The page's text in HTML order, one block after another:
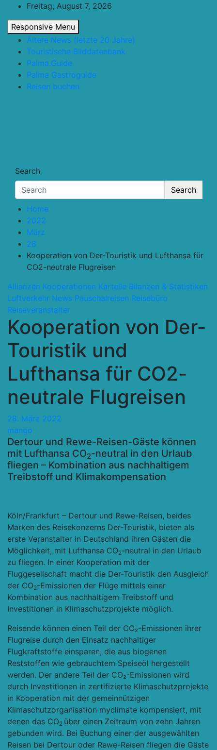
content
Freitag, August 7, 2026
Responsive Menu
Ältere News (letzte 20 Jahre)
Touristische Bilddatenbank
Palma.Guide
Palma Gastroguide
Reisen buchen
Search
Search
Home
2022
März
28
Kooperation von Der-Touristik und Lufthansa für
CO2-neutrale Flugreisen
Allianzen Kooperationen Kartelle Bilanzen & Statistiken
Luftverkehr News Pauschalreisen Reisebüro
Reiseveranstalter
Kooperation von Der-
Touristik und
Lufthansa für CO2-
neutrale Flugreisen
28. März 2022
mango
Dertour und Rewe-Reisen-Gäste können
mit Lufthansa CO2-neutral in den Urlaub
fliegen – Kombination aus nachhaltigem
Treibstoff und Klimakompensation
Köln/Frankfurt – Dertour und Rewe-Reisen, beides
Marken des Reisekonzerns Der-Touristik, bieten als
erste Veranstalter in Deutschland ihren Gästen die
Möglichkeit, mit Lufthansa CO2-neutral in den Urlaub
zu fliegen. In einer Kooperation mit der
Fluggesellschaft macht die Der-Touristik den Ausgleich
der CO2-Emissionen der Flüge mittels einer
Kombination aus nachhaltigem Treibstoff und
Investitionen in Klimaschutzprojekte möglich.
Reisende können einen Teil der CO₂-Emissionen ihrer
Flugreise durch den Einsatz nachhaltiger
Flugkraftstoffe einsparen, die aus biogenen
Reststoffen wie gebrauchtem Speiseöl hergestellt
werden. Der andere Teil der CO₂-Emissionen wird
durch Investitionen in zertifizierte Klimaschutzprojekte
in Kooperation mit der gemeinnützigen
Klimaschutzorganisation myclimate kompensiert, mit
denen das CO2 über einen Zeitraum von zehn Jahren
gebunden wird. Bei Buchung einer der ausgewählten
Reisen bei Dertour oder Rewe-Reisen fliegen die Gäste